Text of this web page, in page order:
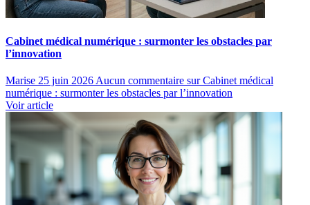
Cabinet médical numérique : surmonter les obstacles par
l’innovation
Marise 25 juin 2026 Aucun commentaire sur Cabinet médical
numérique : surmonter les obstacles par l’innovation
Voir article